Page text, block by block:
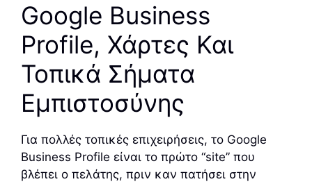
Google Business
Profile, Χάρτες Και
Τοπικά Σήματα
Εμπιστοσύνης
Για πολλές τοπικές επιχειρήσεις, το Google
Business Profile είναι το πρώτο “site” που
βλέπει ο πελάτης, πριν καν πατήσει στην